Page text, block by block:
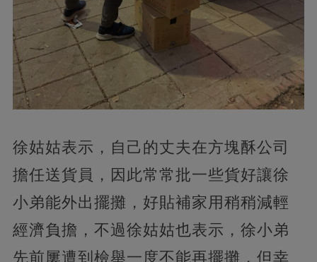
徐姑姑表示，自己的丈夫在方塊酥公司
擔任送貨員，因此常常批一些貨好讓徐
小弟能外出擺攤，好貼補家用稍稍減輕
經濟負擔，不過徐姑姑也表示，徐小弟
先前屢遭到檢舉一度不能再擺攤，但幸